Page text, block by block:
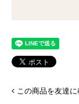
この商品を友達